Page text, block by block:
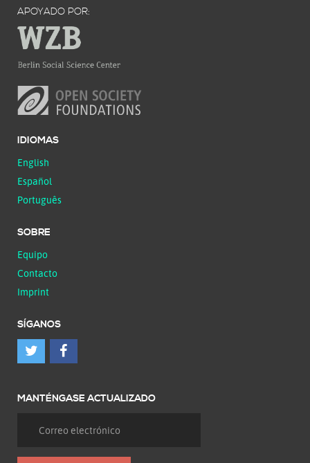
APOYADO POR:
IDIOMAS
English
Español
Português
SOBRE
Equipo
Contacto
Imprint
SÍGANOS
MANTÉNGASE ACTUALIZADO